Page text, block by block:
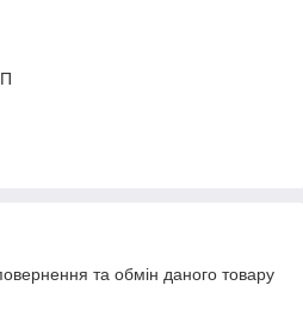
та обмін даного товару